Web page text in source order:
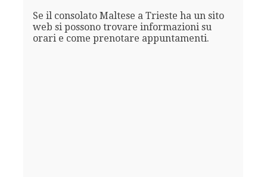
Se il consolato Maltese a Trieste ha un sito
web si possono trovare informazioni su
orari e come prenotare appuntamenti.